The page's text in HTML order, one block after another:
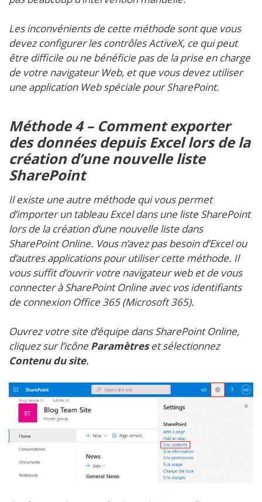
Les inconvénients de cette méthode sont que vous
devez configurer les contrôles ActiveX, ce qui peut
être difficile ou ne bénéficie pas de la prise en charge
de votre navigateur Web, et que vous devez utiliser
une application Web spéciale pour SharePoint.
Méthode 4 – Comment exporter
des données depuis Excel lors de la
création d’une nouvelle liste
SharePoint
Il existe une autre méthode qui vous permet
d’importer un tableau Excel dans une liste SharePoint
lors de la création d’une nouvelle liste dans
SharePoint Online. Vous n’avez pas besoin d’Excel ou
d’autres applications pour utiliser cette méthode. Il
vous suffit d’ouvrir votre navigateur web et de vous
connecter à SharePoint Online avec vos identifiants
de connexion Office 365 (Microsoft 365).
Ouvrez votre site d’équipe dans SharePoint Online,
cliquez sur l’icône Paramètreset sélectionnez
Contenu du site.